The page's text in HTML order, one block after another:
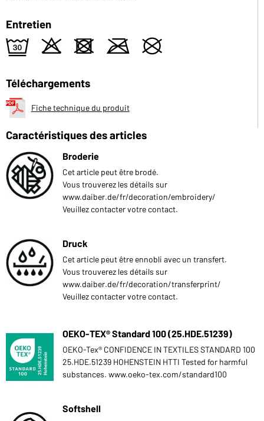
Entretien
e o d m U
Téléchargements
Fiche technique du produit
Caractéristiques des articles
Broderie
Cet article peut être brodé.
Vous trouverez les détails sur
www.daiber.de/fr/decoration/embroidery/
Veuillez contacter votre contact.
Druck
Cet article peut être ennobli avec un transfert.
Vous trouverez les détails sur
www.daiber.de/fr/decoration/transferprint/
Veuillez contacter votre contact.
OEKO-TEX® Standard 100 (25.HDE.51239)
OEKO-Tex® CONFIDENCE IN TEXTILES STANDARD 100
25.HDE.51239 HOHENSTEIN HTTI Tested for harmful
substances. www.oeko-tex.com/standard100
Softshell